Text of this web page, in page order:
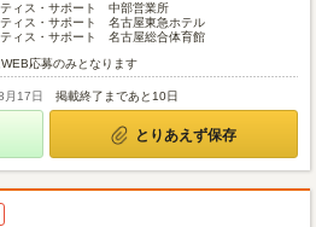
ィス・サポート 中部営業所
ィス・サポート 名古屋東急ホテル
ィス・サポート 名古屋総合体育館
応募のみとなります
月17日 掲載終了まであと10日
とりあえず保存